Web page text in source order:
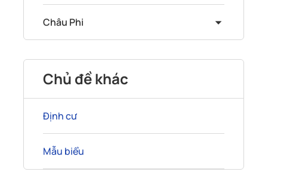
Châu Phi
Chủ đề khác
Định cư
Mẫu biểu